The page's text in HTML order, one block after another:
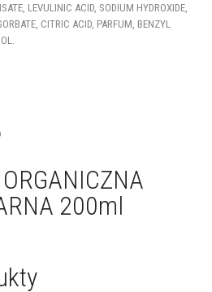
LEVULINIC ACID, SODIUM HYDROXIDE,
CITRIC ACID, PARFUM, BENZYL
200ml